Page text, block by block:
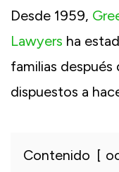
Desde 1959,
Lawyers ha
familias después
dispuestos a
Contenido